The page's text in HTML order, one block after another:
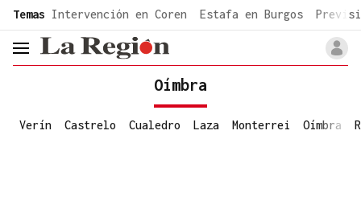
common.go-to-content
Temas Intervención en Coren Estafa en Burgos
header.menu.open
Oímbra
Verín Castrelo Cualedro Laza Monterrei Oímbra